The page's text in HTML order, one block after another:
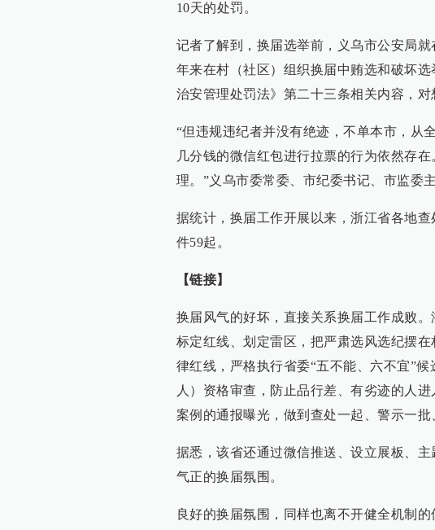
10天的处罚。
记者了解到，换届选举前，义乌市公安局
年来在村（社区）组织换届中贿选和破坏
治安管理处罚法》第二十三条相关内容，对
“但违规违纪者并没有绝迹，不单本市，从
几分钱的微信红包进行拉票的行为依然存
理。”义乌市委常委、市纪委书记、市监委
据统计，换届工作开展以来，浙江省各地
件59起。
【链接】
换届风气的好坏，直接关系换届工作成败
标定红线、划定雷区，把严肃选风选纪摆
律红线，严格执行省委“五不能、六不宜”
人）资格审查，防止品行差、有劣迹的人
案例的通报曝光，做到查处一起、警示一批
据悉，该省还通过微信推送、设立展板、
气正的换届氛围。
良好的换届氛围，同样也离不开健全机制